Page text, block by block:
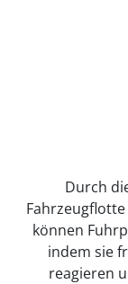
Durch
können
indem sie
reagieren